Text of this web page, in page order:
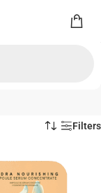
Filters